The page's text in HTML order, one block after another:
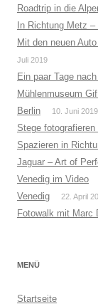
Roadtrip in die
In Richtung Metz
Mit den neuen
Juli 2019
Ein paar Tage
Mühlenmuseum
Berlin 10. Juni 2019
Stege
Spazieren in
Jaguar – Art of
Venedig im Video
Venedig 22. April
Fotowalk mit Marc
MENÜ
Startseite